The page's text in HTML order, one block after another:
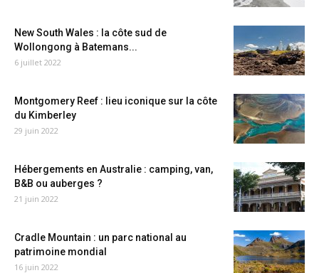
New South Wales : la côte sud de
Wollongong à Batemans...
6 juillet 2022
Montgomery Reef : lieu iconique sur la côte
du Kimberley
29 juin 2022
Hébergements en Australie : camping, van,
B&B ou auberges ?
21 juin 2022
Cradle Mountain : un parc national au
patrimoine mondial
16 juin 2022